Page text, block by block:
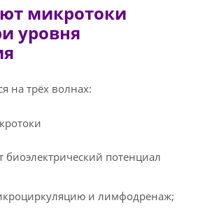
микротоки
уровня
на трёх волнах:
биоэлектрический потенциал
и лимфодренаж;